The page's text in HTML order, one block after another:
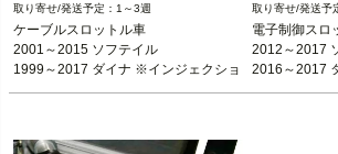
ケーブルスロットル車の下記車種
2001～2015 ソフテイル
1999～2017 ダイナ
1999～2007 ツーリング
1～3週
ケーブルスロットル車
2001～2015 ソフテイル
1999～2017 ダイナ ※インジェクショ
ンモデルのみ
電子制御スロ
2012～2017
2016～2017
2008～2016
T、FLTR、
電子制御スロ
2012～2017
2016～2017
2008～2016